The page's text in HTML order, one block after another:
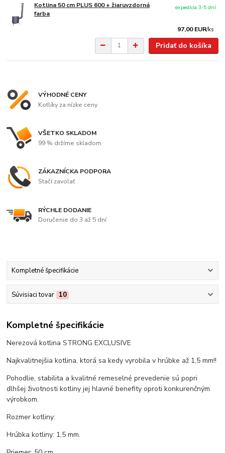
Kotlina 50 cm PLUS 600 + žiaruvzdorná
farba
97,00 EUR/ks
expedícia 3-5 dní
Pridať do košíka
VÝHODNÉ CENY
Kotlíky za nízke ceny
VŠETKO SKLADOM
99 % držíme skladom
ZÁKAZNÍCKA PODPORA
Stačí zavolať
RÝCHLE DODANIE
Doručenie do 3 až 5 dní
Kompletné špecifikácie
Súvisiaci tovar 10
Kompletné špecifikácie
Nerezová kotlina STRONG EXCLUSIVE
Najkvalitnejšia kotlina, ktorá sa kedy vyrobila v hrúbke až 1,5 mm!!
Pohodlie, stabilita a kvalitné remeselné prevedenie sú popri
dlhšej životnosti kotliny jej hlavné benefity oproti konkurenčným
výrobkom.
Rozmer kotliny:
Hrúbka kotliny: 1,5 mm.